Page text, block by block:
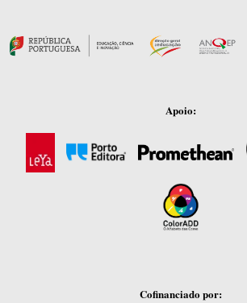
Apoio:
Cofinanciado por: